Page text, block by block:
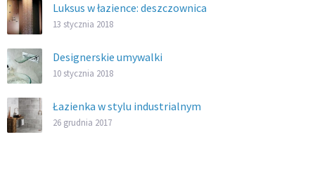
Luksus w łazience: deszczownica
13 stycznia 2018
Designerskie umywalki
10 stycznia 2018
Łazienka w stylu industrialnym
26 grudnia 2017